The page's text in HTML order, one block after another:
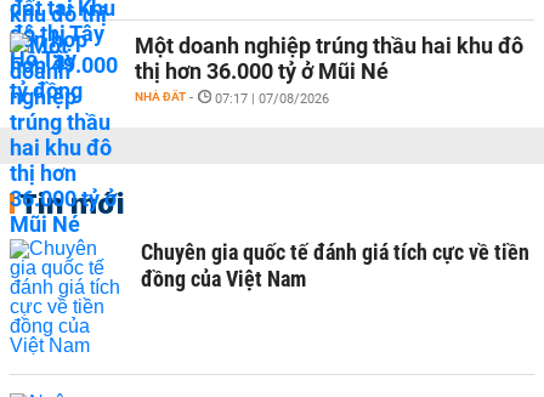
Một doanh nghiệp trúng thầu hai khu đô
thị hơn 36.000 tỷ ở Mũi Né
NHÀ ĐẤT - 07:17 | 07/08/2026
Tin mới
Chuyên gia quốc tế đánh giá tích cực về tiền
đồng của Việt Nam